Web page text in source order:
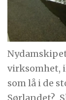
virksomhet,
som lå i de
Sørlandet?